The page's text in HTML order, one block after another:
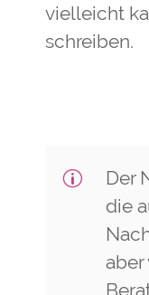
vielleicht
schreiben.
p ​Der
die
aber